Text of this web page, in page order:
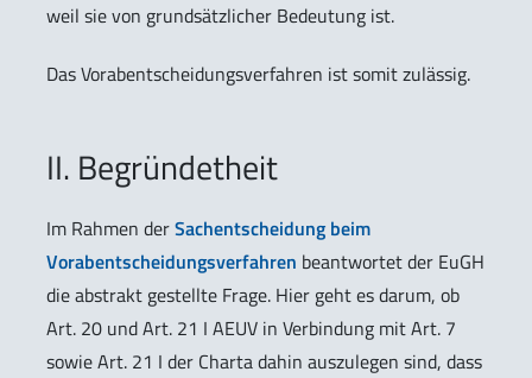
weil sie von grundsätzlicher Bedeutung ist.
Das Vorabentscheidungsverfahren ist somit zulässig.
II. Begründetheit
Im Rahmen derSachentscheidung beim
Vorabentscheidungsverfahren beantwortet der EuGH
die abstrakt gestellte Frage. Hier geht es darum, ob
Art. 20 und Art. 21 I AEUV in Verbindung mit Art. 7
sowie Art. 21 I der Charta dahin auszulegen sind, dass